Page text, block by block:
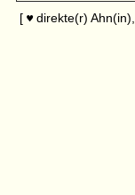
[ ♥ direkte(r) Ahn(in),